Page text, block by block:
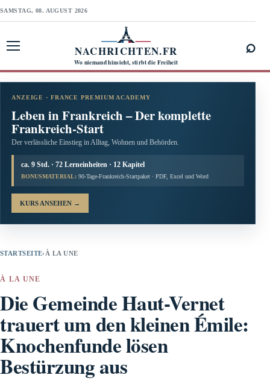
SAMSTAG, 08. AUGUST 2026
NACHRICHTEN.FR
Wo niemand hinsieht, stirbt die Freiheit
⌕
ANZEIGE · FRANCE PREMIUM ACADEMY
Leben in Frankreich – Der komplette
Frankreich-Start
Der verlässliche Einstieg in Alltag, Wohnen und Behörden.
ca. 9 Std. · 72 Lerneinheiten · 12 Kapitel
BONUSMATERIAL: 90-Tage-Frankreich-Startpaket · PDF, Excel und Word
KURS ANSEHEN →
STARTSEITE› À LA UNE
À LA UNE
Die Gemeinde Haut-Vernet
trauert um den kleinen Émile:
Knochenfunde lösen
Bestürzung aus